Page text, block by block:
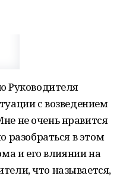
Руководителя
с возведением
не очень нравится
разобраться в этом
и его влиянии на
что называется,